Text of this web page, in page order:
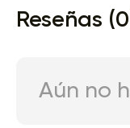
Reseñas
Aún no